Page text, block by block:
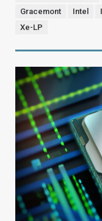
Gracemont
Intel
Xe-LP